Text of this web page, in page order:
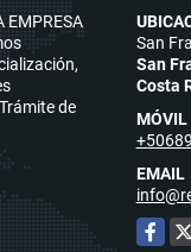
EMPRESA
de
San
San
Costa
MÓVIL
EMAIL
X